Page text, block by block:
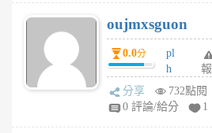
個
月
前
個
月
前
oujmxsguon
0.0分
pl
h
wi
w
報
分享
732點閱
0 評論/給分
1